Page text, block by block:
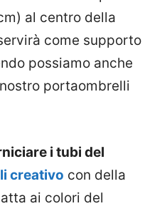
al centro della
come supporto
possiamo anche
portaombrelli
i tubi del
creativo con della
ai colori del